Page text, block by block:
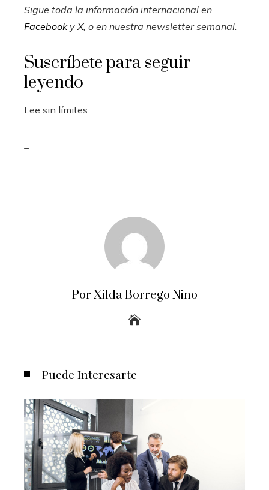
Sigue toda la información internacional en
FacebookyX, o en nuestra newsletter semanal.
Suscríbete para seguir
leyendo
Lee sin límites
Por Xilda Borrego Nino
Puede Interesarte